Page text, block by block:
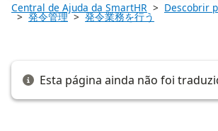
Central de Ajuda da SmartHR Descobrir
発令管理 発令業務を行う
Esta página ainda não foi